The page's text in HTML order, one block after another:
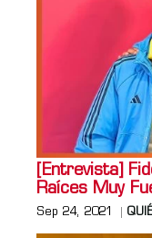
[Entrevista]
Raíces Muy
Sep 24, 2021